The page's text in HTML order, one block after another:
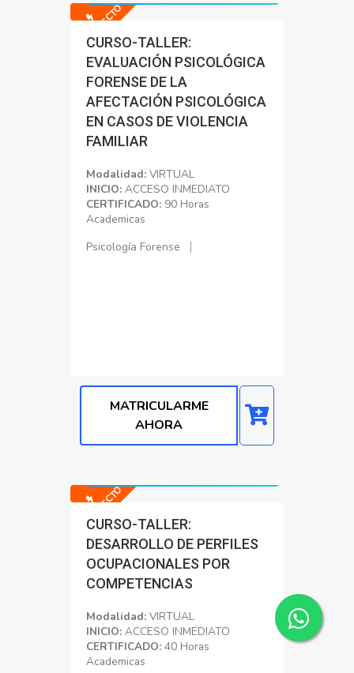
-90% DSCTO
CURSO-TALLER:
EVALUACIÓN PSICOLÓGICA
FORENSE DE LA
AFECTACIÓN PSICOLÓGICA
EN CASOS DE VIOLENCIA
FAMILIAR
Modalidad: VIRTUAL
INICIO: ACCESO INMEDIATO
CERTIFICADO: 90 Horas
Academicas
Psicología Forense
MATRICULARME
AHORA
-90% DSCTO
CURSO-TALLER:
DESARROLLO DE PERFILES
OCUPACIONALES POR
COMPETENCIAS
Modalidad: VIRTUAL
INICIO: ACCESO INMEDIATO
CERTIFICADO: 40 Horas
Academicas